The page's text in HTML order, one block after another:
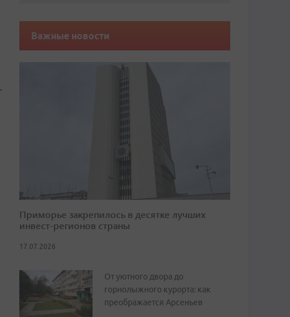
Важные новости
Приморье закрепилось в десятке лучших
инвест-регионов страны
17.07.2026
От уютного двора до
горнолыжного курорта: как
преображается Арсеньев